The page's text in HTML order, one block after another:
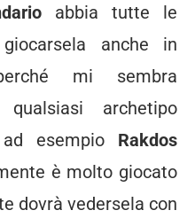
abbia tutte le
anche in
mi sembra
archetipo
esempio Rakdos
è molto giocato
dovrà vedersela con